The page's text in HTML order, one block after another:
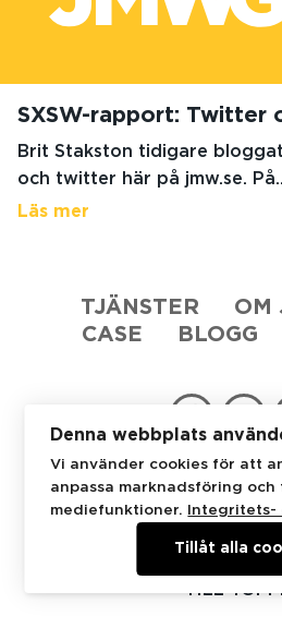
SXSW-rapport: Twitter
Brit Stakston tidigare
och twitter här på jmw.se.
Läs mer
TJÄNSTER
OM
CASE
BLOGG
JMWGolin Stureplan 4C
+46 8 53 48
TILL
Denna webbplats
Vi använder cookies för att
anpassa marknadsföring och
mediefunktioner.
Integritets-
Tillåt alla